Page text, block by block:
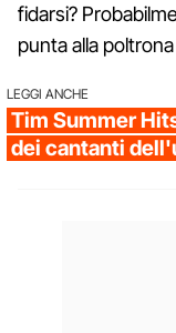
fidarsi?
punta alla
LEGGI ANCHE
Tim Summer
dei cantanti